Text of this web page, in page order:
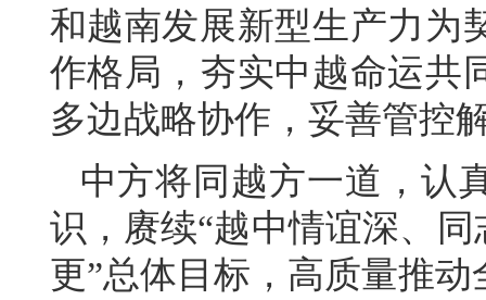
和越南发展新型生产力为
作格局，夯实中越命运共
多边战略协作，妥善管控
中方将同越方一道，认
识，赓续“越中情谊深、
更”总体目标，高质量推